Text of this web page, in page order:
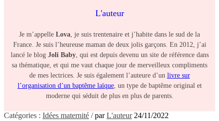
L'auteur
Je m’appelle Lova , je suis trentenaire et j’habite dans le sud de la
France. Je suis l’heureuse maman de deux jolis garçons. En 2012, j’ai
lancé le blog Joli Baby, qui est depuis devenu un site de référence dans
sa thématique, et qui me vaut chaque jour de merveilleux compliments
de mes lectrices. Je suis également l’auteure d’un livre sur
l’organisation d’un baptême laïque, un type de baptême original et
moderne qui séduit de plus en plus de parents.
Catégories : Idées maternité /parL'auteur 24/11/2022